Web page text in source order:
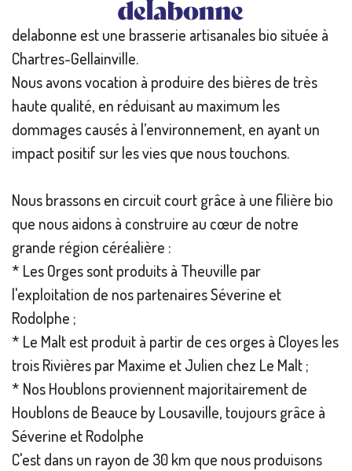
delabonne est une brasserie artisanales bio située à
Chartres-Gellainville.
Nous avons vocation à produire des bières de très
haute qualité, en réduisant au maximum les
dommages causés à l’environnement, en ayant un
impact positif sur les vies que nous touchons.
Nous brassons en circuit court grâce à une filière bio
que nous aidons à construire au cœur de notre
grande région céréalière :
* Les Orges sont produits à Theuville par
l'exploitation de nos partenaires Séverine et
Rodolphe ;
* Le Malt est produit à partir de ces orges à Cloyes les
trois Rivières par Maxime et Julien chez Le Malt ;
* Nos Houblons proviennent majoritairement de
Houblons de Beauce by Lousaville, toujours grâce à
Séverine et Rodolphe
C'est dans un rayon de 30 km que nous produisons